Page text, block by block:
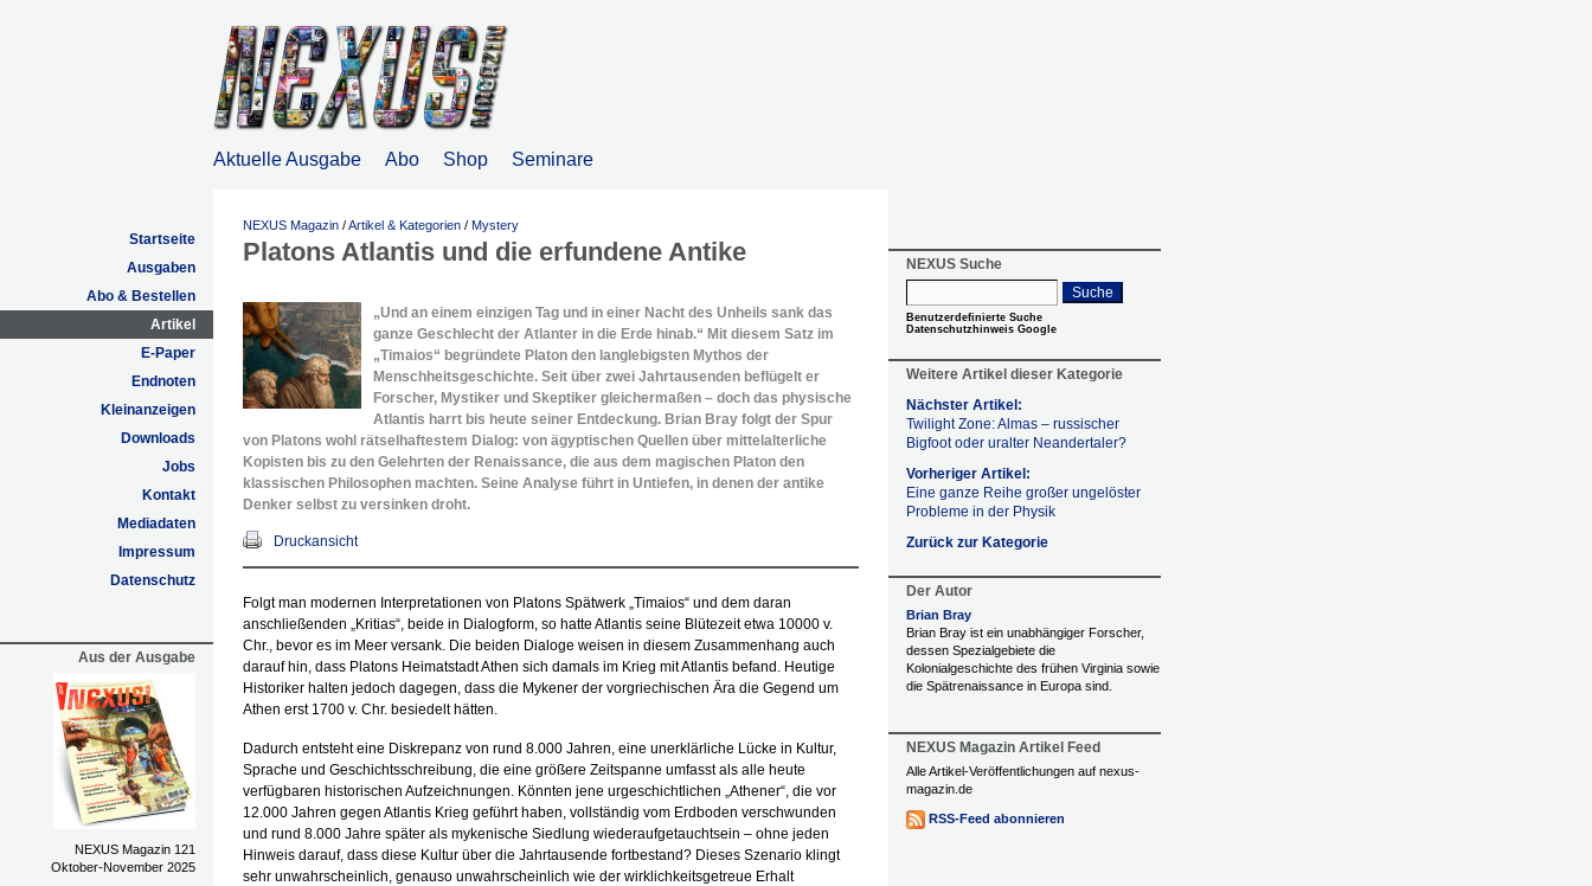
Aktuelle Ausgabe Abo Shop Seminare
Startseite
Ausgaben
Abo & Bestellen
Artikel
E-Paper
Endnoten
Kleinanzeigen
Downloads
Jobs
Kontakt
Mediadaten
Impressum
Datenschutz
Aus der Ausgabe
NEXUS Magazin 121
Oktober-November 2025
NEXUS Magazin /Artikel & Kategorien / Mystery
Platons Atlantis und die erfundene Antike
„Und an einem einzigen Tag und in einer Nacht des Unheils sank das
ganze Geschlecht der Atlanter in die Erde hinab.“ Mit diesem Satz im
„Timaios“ begründete Platon den langlebigsten Mythos der
Menschheitsgeschichte. Seit über zwei Jahrtausenden beflügelt er
Forscher, Mystiker und Skeptiker gleichermaßen – doch das physische
Atlantis harrt bis heute seiner Entdeckung. Brian Bray folgt der Spur
von Platons wohl rätselhaftestem Dialog: von ägyptischen Quellen über mittelalterliche
Kopisten bis zu den Gelehrten der Renaissance, die aus dem magischen Platon den
klassischen Philosophen machten. Seine Analyse führt in Untiefen, in denen der antike
Denker selbst zu versinken droht.
Druckansicht
Folgt man modernen Interpretationen von Platons Spätwerk „Timaios“ und dem daran
anschließenden „Kritias“, beide in Dialogform, so hatte Atlantis seine Blütezeit etwa 10000 v.
Chr., bevor es im Meer versank. Die beiden Dialoge weisen in diesem Zusammenhang auch
darauf hin, dass Platons Heimatstadt Athen sich damals im Krieg mit Atlantis befand. Heutige
Historiker halten jedoch dagegen, dass die Mykener der vorgriechischen Ära die Gegend um
Athen erst 1700 v. Chr. besiedelt hätten.
Dadurch entsteht eine Diskrepanz von rund 8.000 Jahren, eine unerklärliche Lücke in Kultur,
Sprache und Geschichtsschreibung, die eine größere Zeitspanne umfasst als alle heute
verfügbaren historischen Aufzeichnungen. Könnten jene urgeschichtlichen „Athener“, die vor
12.000 Jahren gegen Atlantis Krieg geführt haben, vollständig vom Erdboden verschwunden
und rund 8.000 Jahre später als mykenische Siedlung wiederaufgetauchtsein – ohne jeden
Hinweis darauf, dass diese Kultur über die Jahrtausende fortbestand? Dieses Szenario klingt
sehr unwahrscheinlich, genauso unwahrscheinlich wie der wirklichkeitsgetreue Erhalt
NEXUS Suche
Suche
Benutzerdefinierte Suche
Datenschutzhinweis Google
Weitere Artikel dieser Kategorie
Nächster Artikel:
Twilight Zone: Almas – russischer
Bigfoot oder uralter Neandertaler?
Vorheriger Artikel:
Eine ganze Reihe großer ungelöster
Probleme in der Physik
Zurück zur Kategorie
Der Autor
Brian Bray
Brian Bray ist ein unabhängiger Forscher,
dessen Spezialgebiete die
Kolonialgeschichte des frühen Virginia sowie
die Spätrenaissance in Europa sind.
NEXUS Magazin Artikel Feed
Alle Artikel-Veröffentlichungen auf nexus-
magazin.de
RSS-Feed abonnieren